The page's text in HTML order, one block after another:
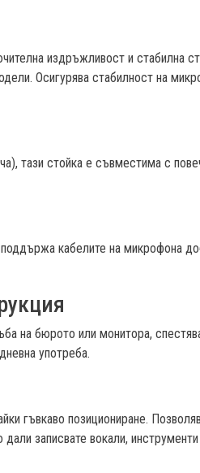
издръжливост и стабилна
Осигурява стабилност на
тази стойка е съвместима с
кабелите на микрофона
на бюрото или монитора,
употреба.
гъвкаво позициониране.
записвате вокали, инструменти